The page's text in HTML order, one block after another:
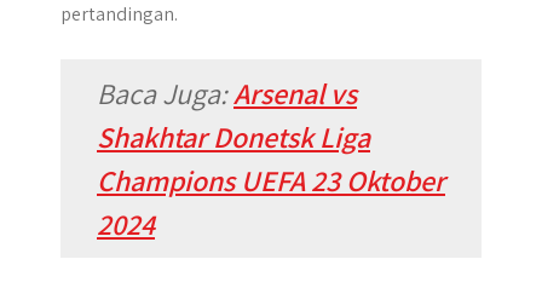
pertandingan.
Baca Juga:Arsenal vs
Shakhtar Donetsk Liga
Champions UEFA 23 Oktober
2024